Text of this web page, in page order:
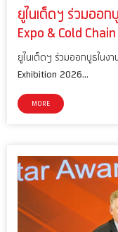
ยูไนเต็ดฯ ร่วมออก
Expo & Cold
ยูไนเต็ดฯ ร่วมออกบูธในง
Exhibition 2026…
MORE